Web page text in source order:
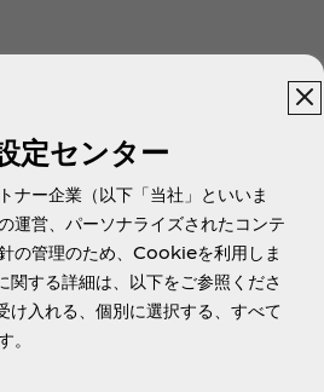
定センター
ナー企業（以下「当社」といいま
運営、パーソナライズされたコンテ
の管理のため、Cookieを利用しま
する詳細は、以下をご参照くださ
入れる、個別に選択する、すべて
。